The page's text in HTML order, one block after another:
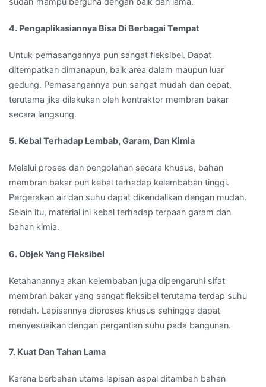
4. Pengaplikasiannya Bisa Di Berbagai Tempat
Untuk pemasangannya pun sangat fleksibel. Dapat
ditempatkan dimanapun, baik area dalam maupun luar
gedung. Pemasangannya pun sangat mudah dan cepat,
terutama jika dilakukan oleh kontraktor membran bakar
secara langsung.
5. Kebal Terhadap Lembab, Garam, Dan Kimia
Melalui proses dan pengolahan secara khusus, bahan
membran bakar pun kebal terhadap kelembaban tinggi.
Pergerakan air dan suhu dapat dikendalikan dengan mudah.
Selain itu, material ini kebal terhadap terpaan garam dan
bahan kimia.
6. Objek Yang Fleksibel
Ketahanannya akan kelembaban juga dipengaruhi sifat
membran bakar yang sangat fleksibel terutama terdap suhu
rendah. Lapisannya diproses khusus sehingga dapat
menyesuaikan dengan pergantian suhu pada bangunan.
7. Kuat Dan Tahan Lama
Karena berbahan utama lapisan aspal ditambah bahan